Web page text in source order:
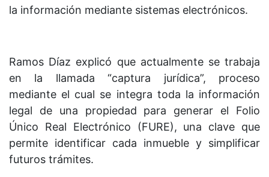
la información mediante sistemas electrónicos.
Ramos Díaz explicó que actualmente se trabaja
en la llamada “captura jurídica”, proceso
mediante el cual se integra toda la información
legal de una propiedad para generar el Folio
Único Real Electrónico (FURE), una clave que
permite identificar cada inmueble y simplificar
futuros trámites.